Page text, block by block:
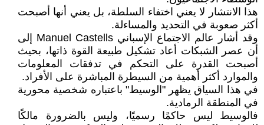
هذا الانتشار لا يعني اختفاء السلطة، بل يعني أنها أصبحت
أكثر صعوبة في التحديد والمساءلة.
وقد أشار عالم الاجتماع الإسباني Manuel Castells إلى
أن عصر الشبكات أعاد تشكيل طبيعة القوة ذاتها، بحيث
أصبحت القدرة على التحكم في تدفقات المعلومات
والموارد أكثر أهمية من السيطرة المباشرة على الأفراد.
في هذا السياق يظهر "الوسيط" باعتباره شخصية محورية
في المنطقة الرمادية.
فالوسيط ليس حاكمًا رسميًا، وليس بالضرورة مالكًا